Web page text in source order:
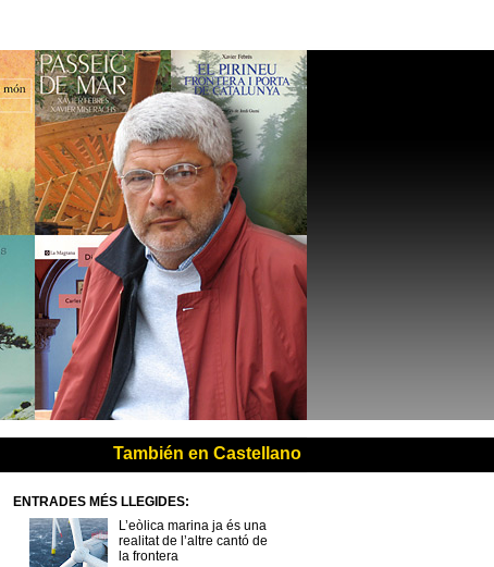
También en Castellano
ENTRADES MÉS LLEGIDES:
L’eòlica marina ja és una
realitat de l’altre cantó de
la frontera